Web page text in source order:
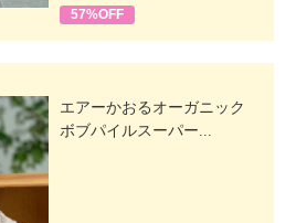
57%OFF
エアーかおるオーガニック
ボブパイルスーパー...